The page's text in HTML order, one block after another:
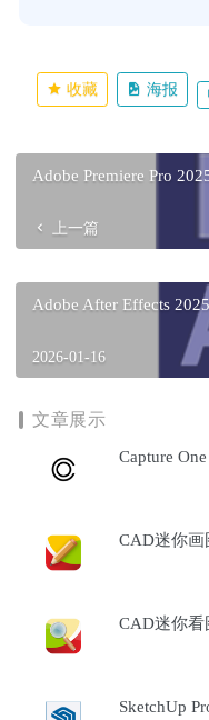
收藏 海报
Adobe Premiere Pro
上一篇
Adobe After Effects
2026-01-16
文章展示
Capture
CAD迷你画
CAD迷你看
SketchUp